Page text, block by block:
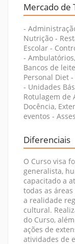
Mercado de
-
Nutrição -
Escolar -
-
Bancos de
Personal Diet
- Unidades
Rotulagem de
Docência,
eventos -
Diferenciais
O Curso visa
generalista,
capacitado a
todas as
a realidade
cultural.
do Curso,
ações de
atividades de